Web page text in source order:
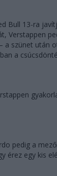
Bull 13-ra
Verstappen
a szünet után
a
pedig a
érez egy kis